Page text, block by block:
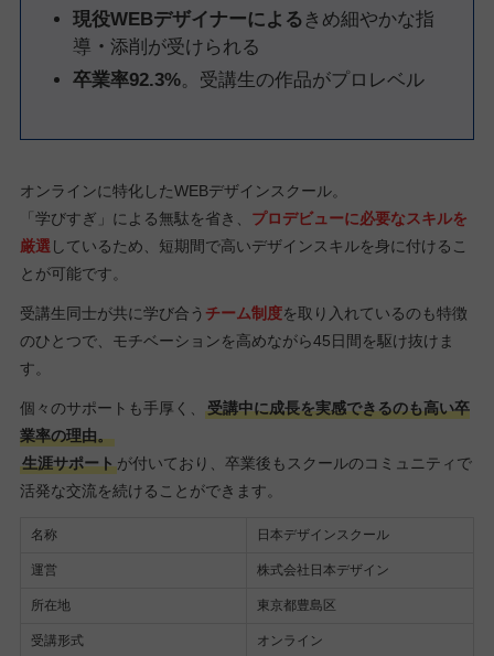
現役WEBデザイナーによるきめ細やかな指
導 ・ 添削が受けられる
卒業率92.3%。受講生の作品がプロレベル
オンラインに特化したWEBデザインスクール。
「学びすぎ」による無駄を省き、 プロデビューに必要なスキルを
厳選 しているため、短期間で高いデザインスキルを身に付けるこ
とが可能です。
受講生同士が共に学び合う チーム制度を取り入れているのも特徴
のひとつで、モチベーションを高めながら45日間を駆け抜けま
す。
個々のサポートも手厚く、
受講中に成長を実感できるのも高い卒
業率の理由。
生涯サポートが付いており、卒業後もスクールのコミュニティで
活発な交流を続けることができます。
名称 日本デザインスクール
運営 株式会社日本デザイン
所在地 東京都豊島区
受講形式 オンライン